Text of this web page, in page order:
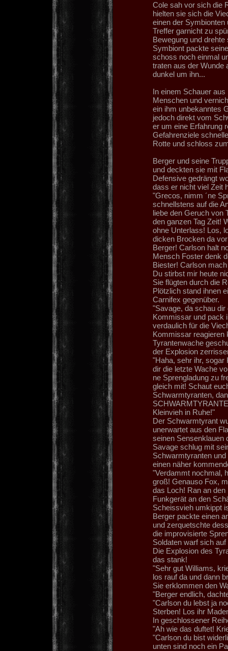
Cole sah vor sich die
hielten sie sich die
einen der Symbionten
Treffer garnicht zu
Bewegung und
Symbiont packte
schoss noch einmal
traten aus der Wunde
dunkel um ihn...
In einem Schauer
Menschen und
ein ihm unbekanntes
jedoch direkt vom
er um eine Erfahrung
Gefahrenziele
Rotte und schloss
Berger und seine
und deckten sie mit
Defensive gedrängt
dass er nicht viel Zeit
"Grecos, nimm ´ne
schnellstens auf die
liebe den Geruch von
den ganzen Tag Zeit!
ohne Unterlass! Los,
dicken Brocken da
Berger! Carlson halt
Mensch Foster denk
Biester! Carlson
Du stirbst mir heute
Sie flügten durch die
Plötzlich stand ihnen
Carnifex gegenüber.
"Savage, da schau dir
Kommissar und pack
verdaulich für die
Kommissar reagieren
Tyrantenwache
der Explosion
"Haha, sehr ihr,
dir die letzte Wache
ne Sprengladung zu
gleich mit! Schaut
Schwarmtyranten,
Kleinvieh in Ruhe!"
Der Schwarmtyrant
unerwartet aus den
seinen Sensenklauen
Savage schlug mit
Schwarmtyranten
einen näher
"Verdammt nochmal,
groß! Genauso Fox,
das Loch! Ran an
Funkgerät an den
Scheissvieh umkippt
Berger packte einen
und zerquetschte
die improvisierte
Soldaten warf sich auf
Die Explosion des
das stank!
"Sehr gut Williams,
los rauf da und dann
Sie erklommen den
"Berger endlich,
"Carlson du lebst ja
Sterben! Los ihr
In geschlossener
"Ah wie das duftet!
"Carlson du bist
unten sind noch ein